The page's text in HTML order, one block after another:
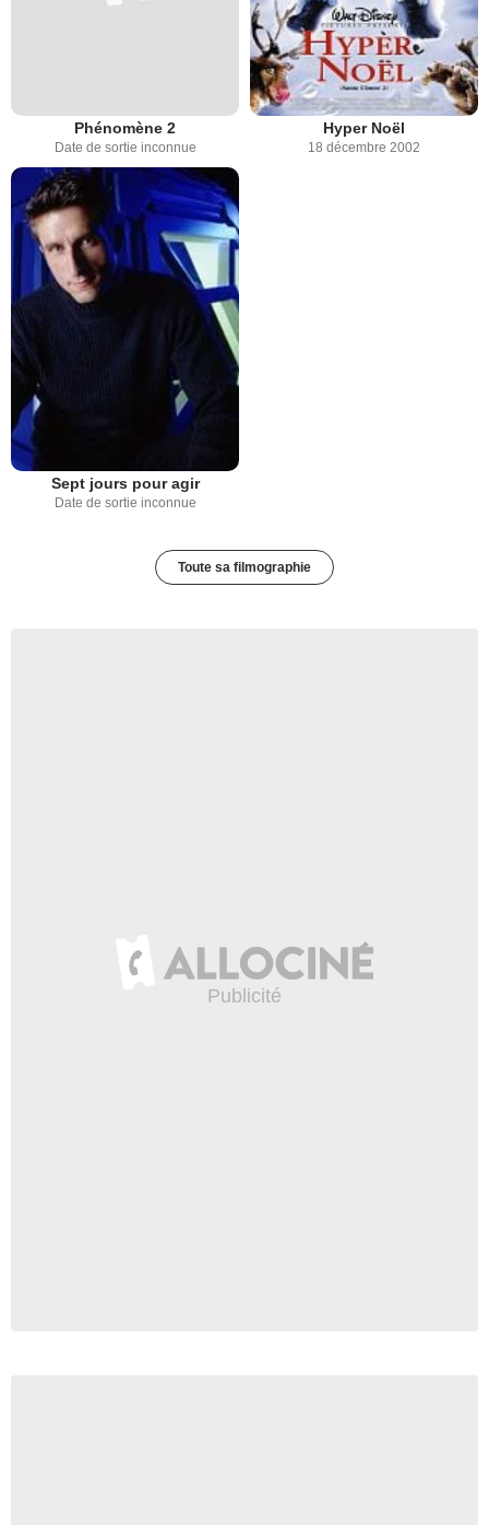
Phénomène 2
Date de sortie inconnue
Hyper Noël
18 décembre 2002
Sept jours pour agir
Date de sortie inconnue
Toute sa filmographie